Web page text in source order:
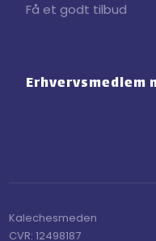
Få et godt tilbud
Kalechesmeden​
CVR:​ 12498187